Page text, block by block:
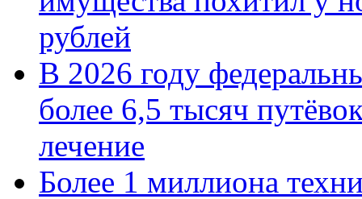
рублей
В 2026 году
более 6,5 тысяч
лечение
Более 1 миллиона